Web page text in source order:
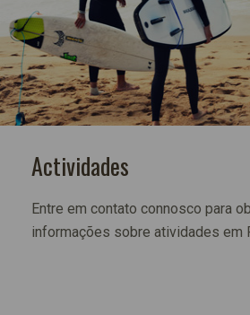
Actividades
Entre em contato connosco para
informações sobre atividades em